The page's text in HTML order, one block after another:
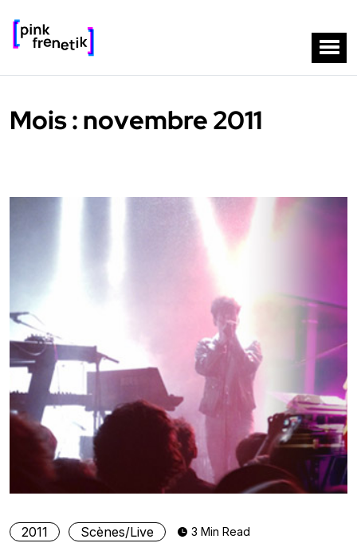
Mois :novembre 2011
2011 Scènes/Live 3 Min Read